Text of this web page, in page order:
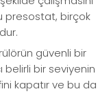
presostat, birçok
güvenli bir
belirli bir seviyenin
kapatır ve bu da